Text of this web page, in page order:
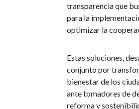
transparencia que
para la
optimizar la
Estas soluciones,
conjunto por
bienestar de los
ante tomadores de
reforma y